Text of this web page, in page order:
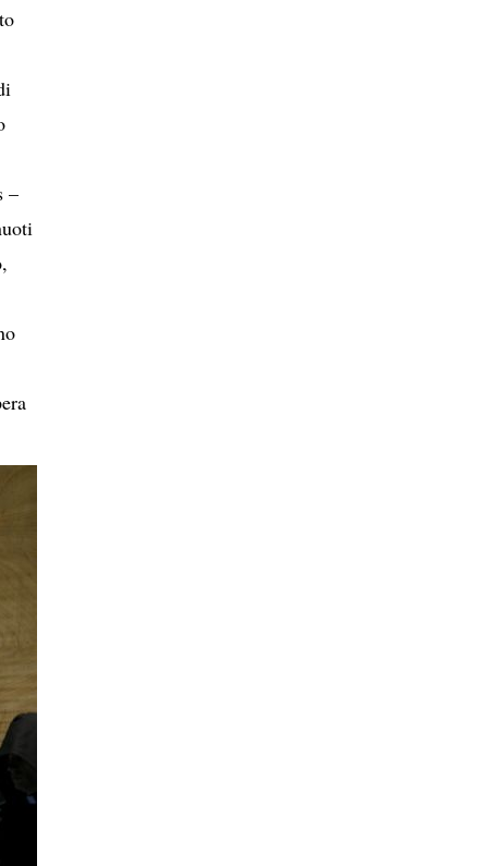
–